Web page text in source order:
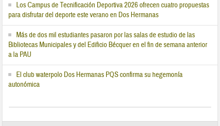
Los Campus de Tecnificación Deportiva 2026 ofrecen cuatro propuestas
para disfrutar del deporte este verano en Dos Hermanas
Más de dos mil estudiantes pasaron por las salas de estudio de las
Bibliotecas Municipales y del Edificio Bécquer en el fin de semana anterior
a la PAU
El club waterpolo Dos Hermanas PQS confirma su hegemonía
autonómica